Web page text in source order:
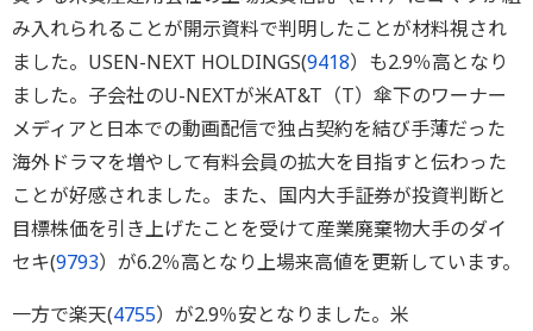
み入れられることが開示資料で判明したことが材料視され
ました。USEN-NEXT HOLDINGS(9418）も2.9％高となり
ました。子会社のU-NEXTが米AT&T（T）傘下のワーナー
メディアと日本での動画配信で独占契約を結び手薄だった
海外ドラマを増やして有料会員の拡大を目指すと伝わった
ことが好感されました。また、国内大手証券が投資判断と
目標株価を引き上げたことを受けて産業廃棄物大手のダイ
セキ(9793）が6.2％高となり上場来高値を更新しています。
一方で楽天(4755）が2.9％安となりました。米